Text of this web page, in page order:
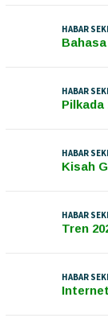
HABAR
HABAR
Pilkada
HABAR
Kisah
HABAR
Tren
HABAR